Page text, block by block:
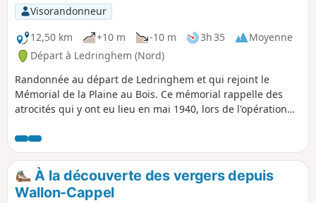
Visorandonneur
12,50 km
+10 m -10 m 3h 35
Moyenne
Départ à Ledringhem (Nord)
Randonnée au départ de Ledringhem et qui rejoint le
Mémorial de la Plaine au Bois. Ce mémorial rappelle des
atrocités qui y ont eu lieu en mai 1940, lors de l'opération
Peene avant qu'elle ne rejoigne l'Yser. La plupart des
chemins de cette randonnée sont goudronnés mais on y
rencontre que peu de voitures.
À la découverte des vergers depuis
Wallon-Cappel